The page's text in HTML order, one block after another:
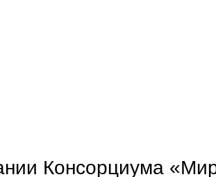
Консорциума